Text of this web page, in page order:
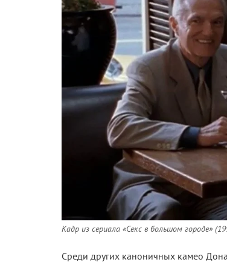
Кадр из сериала «Секс в большом городе»
Среди других каноничных камео